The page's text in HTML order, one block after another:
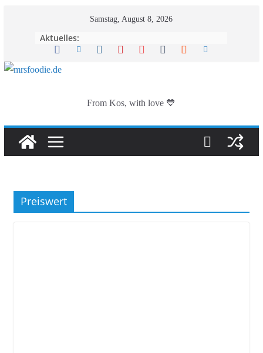
Samstag, August 8, 2026
Aktuelles:
From Kos, with love 💙
Preiswert